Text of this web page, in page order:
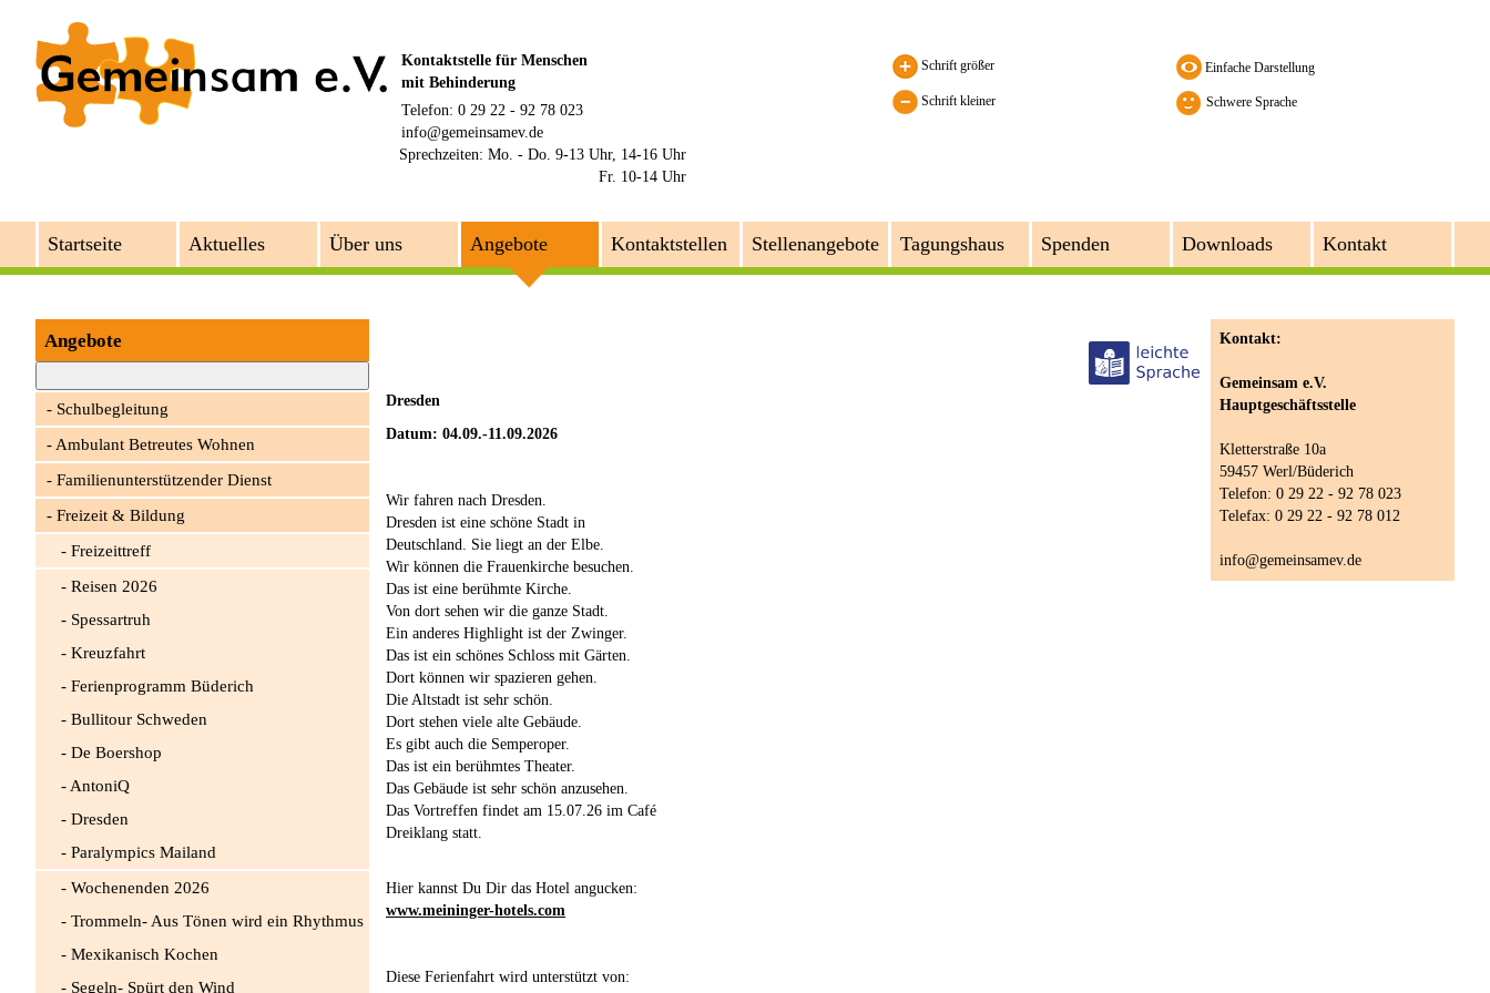
Kontaktstelle für Menschen
mit Behinderung
Telefon: 0 29 22 - 92 78 023
info@gemeinsamev.de
Sprechzeiten: Mo. - Do. 9-13 Uhr, 14-16 Uhr
Fr. 10-14 Uhr
Schrift größer
Schrift kleiner Schwere Sprache
Startseite Aktuelles Über uns Angebote Kontaktstellen Stellenangebote Tagungshaus Spenden Downloads Kontakt
Angebote
Schulbegleitung
Ambulant Betreutes Wohnen
Familienunterstützender Dienst
Freizeit & Bildung
Freizeittreff
Reisen 2026
Spessartruh
Kreuzfahrt
Ferienprogramm Büderich
Bullitour Schweden
De Boershop
AntoniQ
Dresden
Paralympics Mailand
Wochenenden 2026
Trommeln- Aus Tönen wird ein Rhythmus
Mexikanisch Kochen
Segeln- Spürt den Wind
Dresden
Datum: 04.09.-11.09.2026
Wir fahren nach Dresden.
Dresden ist eine schöne Stadt in
Deutschland. Sie liegt an der Elbe.
Wir können die Frauenkirche besuchen.
Das ist eine berühmte Kirche.
Von dort sehen wir die ganze Stadt.
Ein anderes Highlight ist der Zwinger.
Das ist ein schönes Schloss mit Gärten.
Dort können wir spazieren gehen.
Die Altstadt ist sehr schön.
Dort stehen viele alte Gebäude.
Es gibt auch die Semperoper.
Das ist ein berühmtes Theater.
Das Gebäude ist sehr schön anzusehen.
Das Vortreffen findet am 15.07.26 im Café
Dreiklang statt.
Hier kannst Du Dir das Hotel angucken:
www.meininger-hotels.com
Diese Ferienfahrt wird unterstützt von:
Kontakt:
Gemeinsam e.V.
Hauptgeschäftsstelle
Kletterstraße 10a
59457 Werl/Büderich
Telefon: 0 29 22 - 92 78 023
Telefax: 0 29 22 - 92 78 012
info@gemeinsamev.de